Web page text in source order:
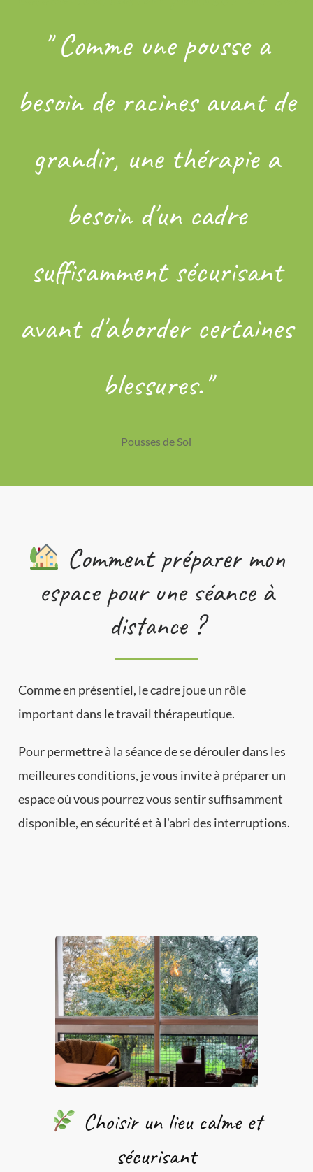
" Comme une pousse a
besoin de racines avant de
grandir, une thérapie a
besoin d'un cadre
suffisamment sécurisant
avant d'aborder certaines
blessures."
Pousses de Soi
Comment préparer mon
espace pour une séance à
distance ?
Comme en présentiel, le cadre joue un rôle
important dans le travail thérapeutique.
Pour permettre à la séance de se dérouler dans les
meilleures conditions, je vous invite à préparer un
espace où vous pourrez vous sentir suffisamment
disponible, en sécurité et à l'abri des interruptions.
Choisir un lieu calme et
sécurisant